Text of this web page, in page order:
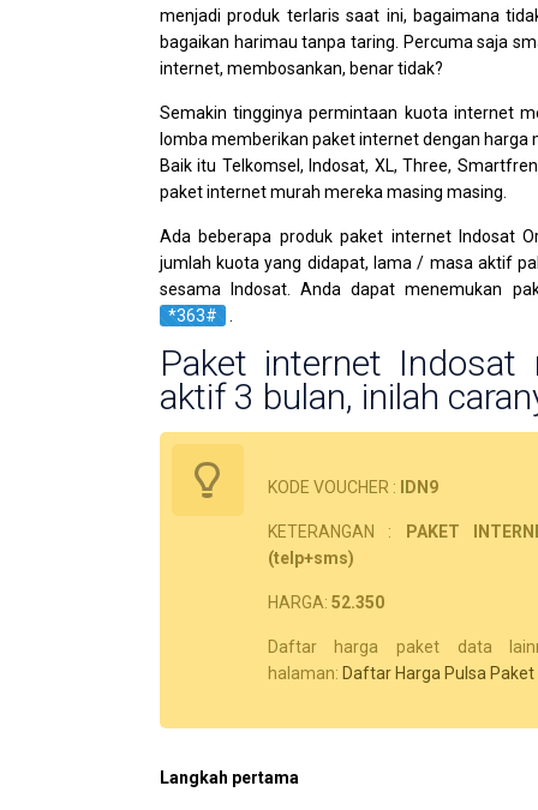
menjadi produk terlaris saat ini, bagaimana
bagaikan harimau tanpa taring. Percuma saja
internet, membosankan, benar tidak?
Semakin tingginya permintaan kuota internet
lomba memberikan paket internet dengan harga
Baik itu Telkomsel, Indosat, XL, Three,
paket internet murah mereka masing masing.
Ada beberapa produk paket internet Indosat
jumlah kuota yang didapat, lama / masa aktif
sesama Indosat. Anda dapat menemukan
*363#
Paket internet Indosat
aktif 3 bulan, inilah
KODE VOUCHER : IDN9
KETERANGAN :
PAKET
(telp+sms)
HARGA: 52.350
Daftar harga paket data
halaman: Daftar Harga Pulsa Paket
Langkah pertama